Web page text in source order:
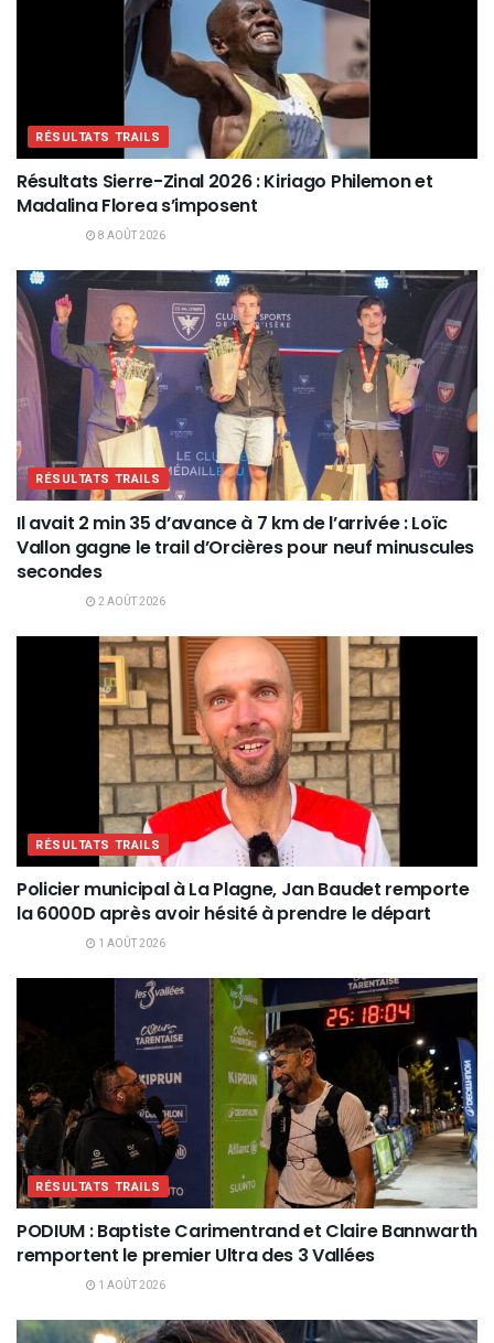
RÉSULTATS TRAILS
Résultats Sierre-Zinal 2026 : Kiriago Philemon et
Madalina Florea s’imposent
8 AOÛT 2026
RÉSULTATS TRAILS
Il avait 2 min 35 d’avance à 7 km de l’arrivée : Loïc
Vallon gagne le trail d’Orcières pour neuf minuscules
secondes
2 AOÛT 2026
RÉSULTATS TRAILS
Policier municipal à La Plagne, Jan Baudet remporte
la 6000D après avoir hésité à prendre le départ
1 AOÛT 2026
RÉSULTATS TRAILS
PODIUM : Baptiste Carimentrand et Claire Bannwarth
remportent le premier Ultra des 3 Vallées
1 AOÛT 2026